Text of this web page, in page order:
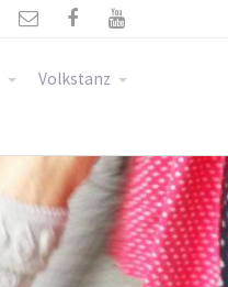
  
Volkstanz